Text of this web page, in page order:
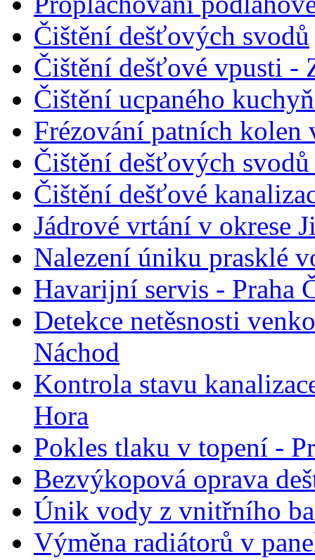
Čištění dešťových svodů
Čištění dešťové vpusti -
Čištění ucpaného
Frézování patních kolen
Čištění dešťových
Čištění dešťové
Jádrové vrtání v okrese
Nalezení úniku prasklé
Havarijní servis - Praha
Detekce netěsnosti
Náchod
Kontrola stavu
Hora
Pokles tlaku v topení -
Bezvýkopová oprava
Únik vody z vnitřního
Výměna radiátorů v